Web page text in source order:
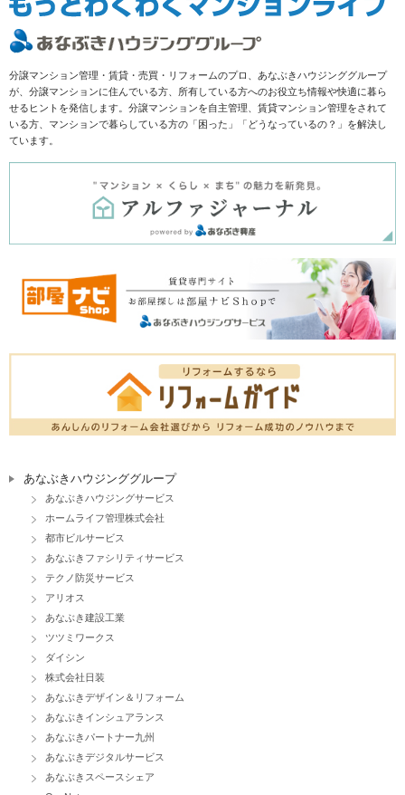
分譲マンション管理・賃貸・売買・リフォームのプロ、あなぶきハウジンググループ
が、分譲マンションに住んでいる方、所有している方へのお役立ち情報や快適に暮ら
せるヒントを発信します。分譲マンションを自主管理、賃貸マンション管理をされて
いる方、マンションで暮らしている方の「困った」「どうなっているの？」を解決し
ています。
あなぶきハウジンググループ
あなぶきハウジングサービス
ホームライフ管理株式会社
都市ビルサービス
あなぶきファシリティサービス
テクノ防災サービス
アリオス
あなぶき建設工業
ツツミワークス
ダイシン
株式会社日装
あなぶきデザイン＆リフォーム
あなぶきインシュアランス
あなぶきパートナー九州
あなぶきデジタルサービス
あなぶきスペースシェア